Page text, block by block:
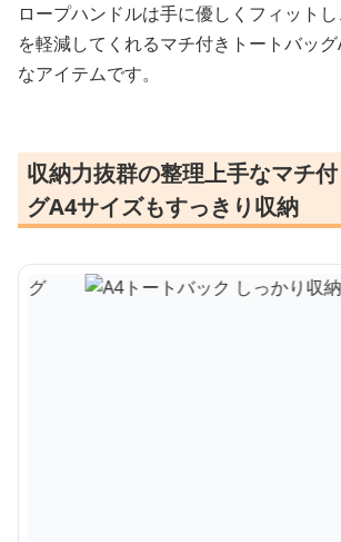
ロープハンドルは手に優しくフィット
を軽減してくれるマチ付きトートバッ
なアイテムです。
収納力抜群の整理上手なマチ
グA4サイズもすっきり収納